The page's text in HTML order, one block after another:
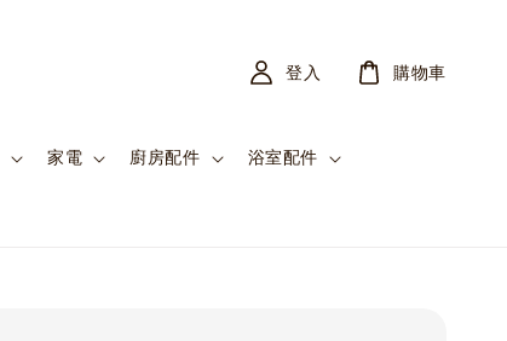
家電 廚房配件 浴室配件
登入 購物車